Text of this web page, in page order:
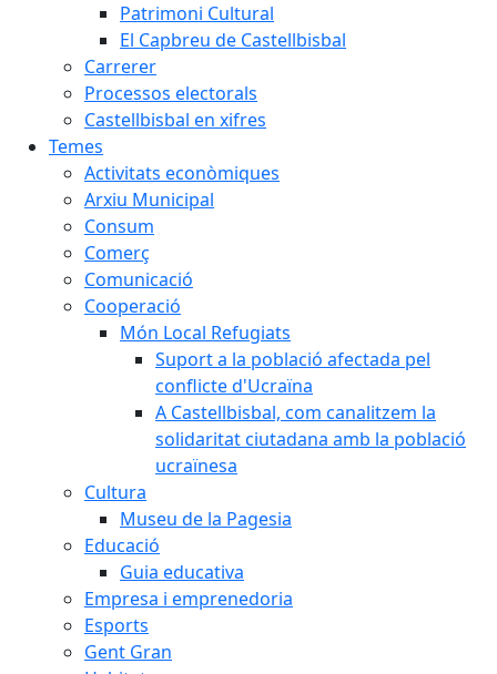
Patrimoni Cultural
El Capbreu de Castellbisbal
Carrerer
Processos electorals
Castellbisbal en xifres
Temes
Activitats econòmiques
Arxiu Municipal
Consum
Comerç
Comunicació
Cooperació
Món Local Refugiats
Suport a la població afectada pel
conflicte d'Ucraïna
A Castellbisbal, com canalitzem la
solidaritat ciutadana amb la població
ucraïnesa
Cultura
Museu de la Pagesia
Educació
Guia educativa
Empresa i emprenedoria
Esports
Gent Gran